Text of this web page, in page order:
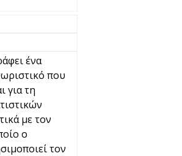
ένα
που
για τη
με τον
ο
τον